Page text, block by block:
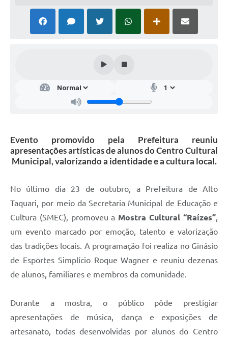
Evento promovido pela Prefeitura reuniu
apresentações artísticas de alunos do Centro Cultural
Municipal, valorizando a identidade e a cultura local.
No último dia 23 de outubro, a Prefeitura de Alto
Taquari, por meio da Secretaria Municipal de Educação e
Cultura (SMEC), promoveu a Mostra Cultural “Raízes”
um evento marcado por emoção, talento e valorização
das tradições locais. A programação foi realiza no Ginásio
de Esportes Simplício Roque Wagner e reuniu dezenas
de alunos, familiares e membros da comunidade.
Durante a mostra, o público pôde prestigiar
apresentações de música, dança e exposições de
artesanato, todas desenvolvidas por alunos do Centro